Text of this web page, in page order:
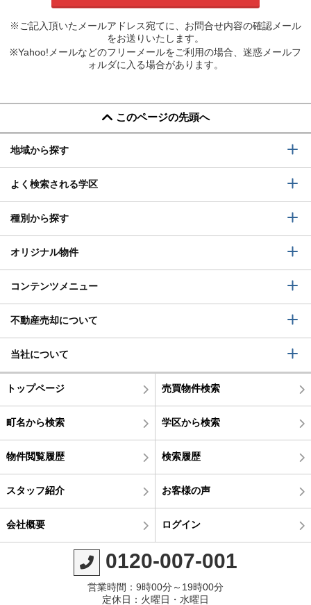
※ご記入頂いたメールアドレス宛てに、お問合せ内容の確認メール
をお送りいたします。
※Yahoo!メールなどのフリーメールをご利用の場合、迷惑メールフ
ォルダに入る場合があります。
このページの先頭へ
地域から探す
よく検索される学区
種別から探す
オリジナル物件
コンテンツメニュー
不動産売却について
当社について
トップページ 売買物件検索
町名から検索 学区から検索
物件閲覧履歴 検索履歴
スタッフ紹介 お客様の声
会社概要 ログイン
0120-007-001
営業時間：9時00分～19時00分
定休日：火曜日・水曜日